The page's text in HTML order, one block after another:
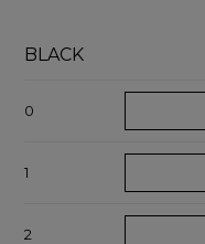
BLACK
0
1
2